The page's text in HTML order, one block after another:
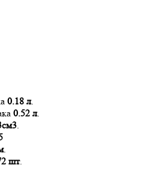
0.18 л.
0.52 л.
.
.
шт.